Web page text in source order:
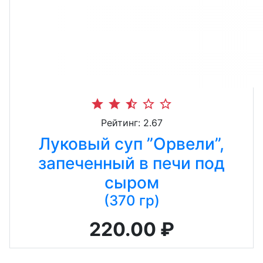
star star star_half star_border star_border
Рейтинг: 2.67
Луковый суп ”Орвели”,
запеченный в печи под
сыром
(370 гр)
220.00 ₽